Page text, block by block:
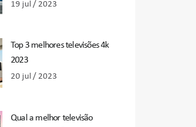
19 jul / 2023
Top 3 melhores televisões 4k
2023
20 jul / 2023
Qual a melhor televisão